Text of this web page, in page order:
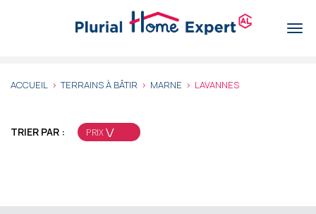
ACCUEIL TERRAINS À BÂTIR MARNE LAVANNES
TRIER PAR :